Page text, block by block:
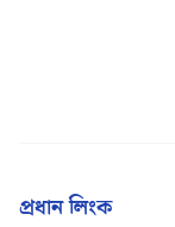
প্রধান লিংক